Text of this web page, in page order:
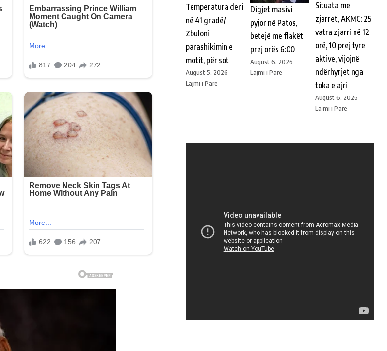
Temperatura deri
në 41 gradë/
Zbuloni
parashikimin e
motit, për sot
August 5, 2026
Lajmi i Pare
Digjet masivi
pyjor në Patos,
betejë me flakët
prej orës 6:00
August 6, 2026
Lajmi i Pare
Situata me
zjarret, AKMC: 25
vatra zjarri në 12
orë, 10 prej tyre
aktive, vijojnë
ndërhyrjet nga
toka e ajri
August 6, 2026
Lajmi i Pare